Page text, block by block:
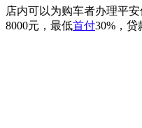
店内可以为购车者办理平
8000元，最低首付30%，贷